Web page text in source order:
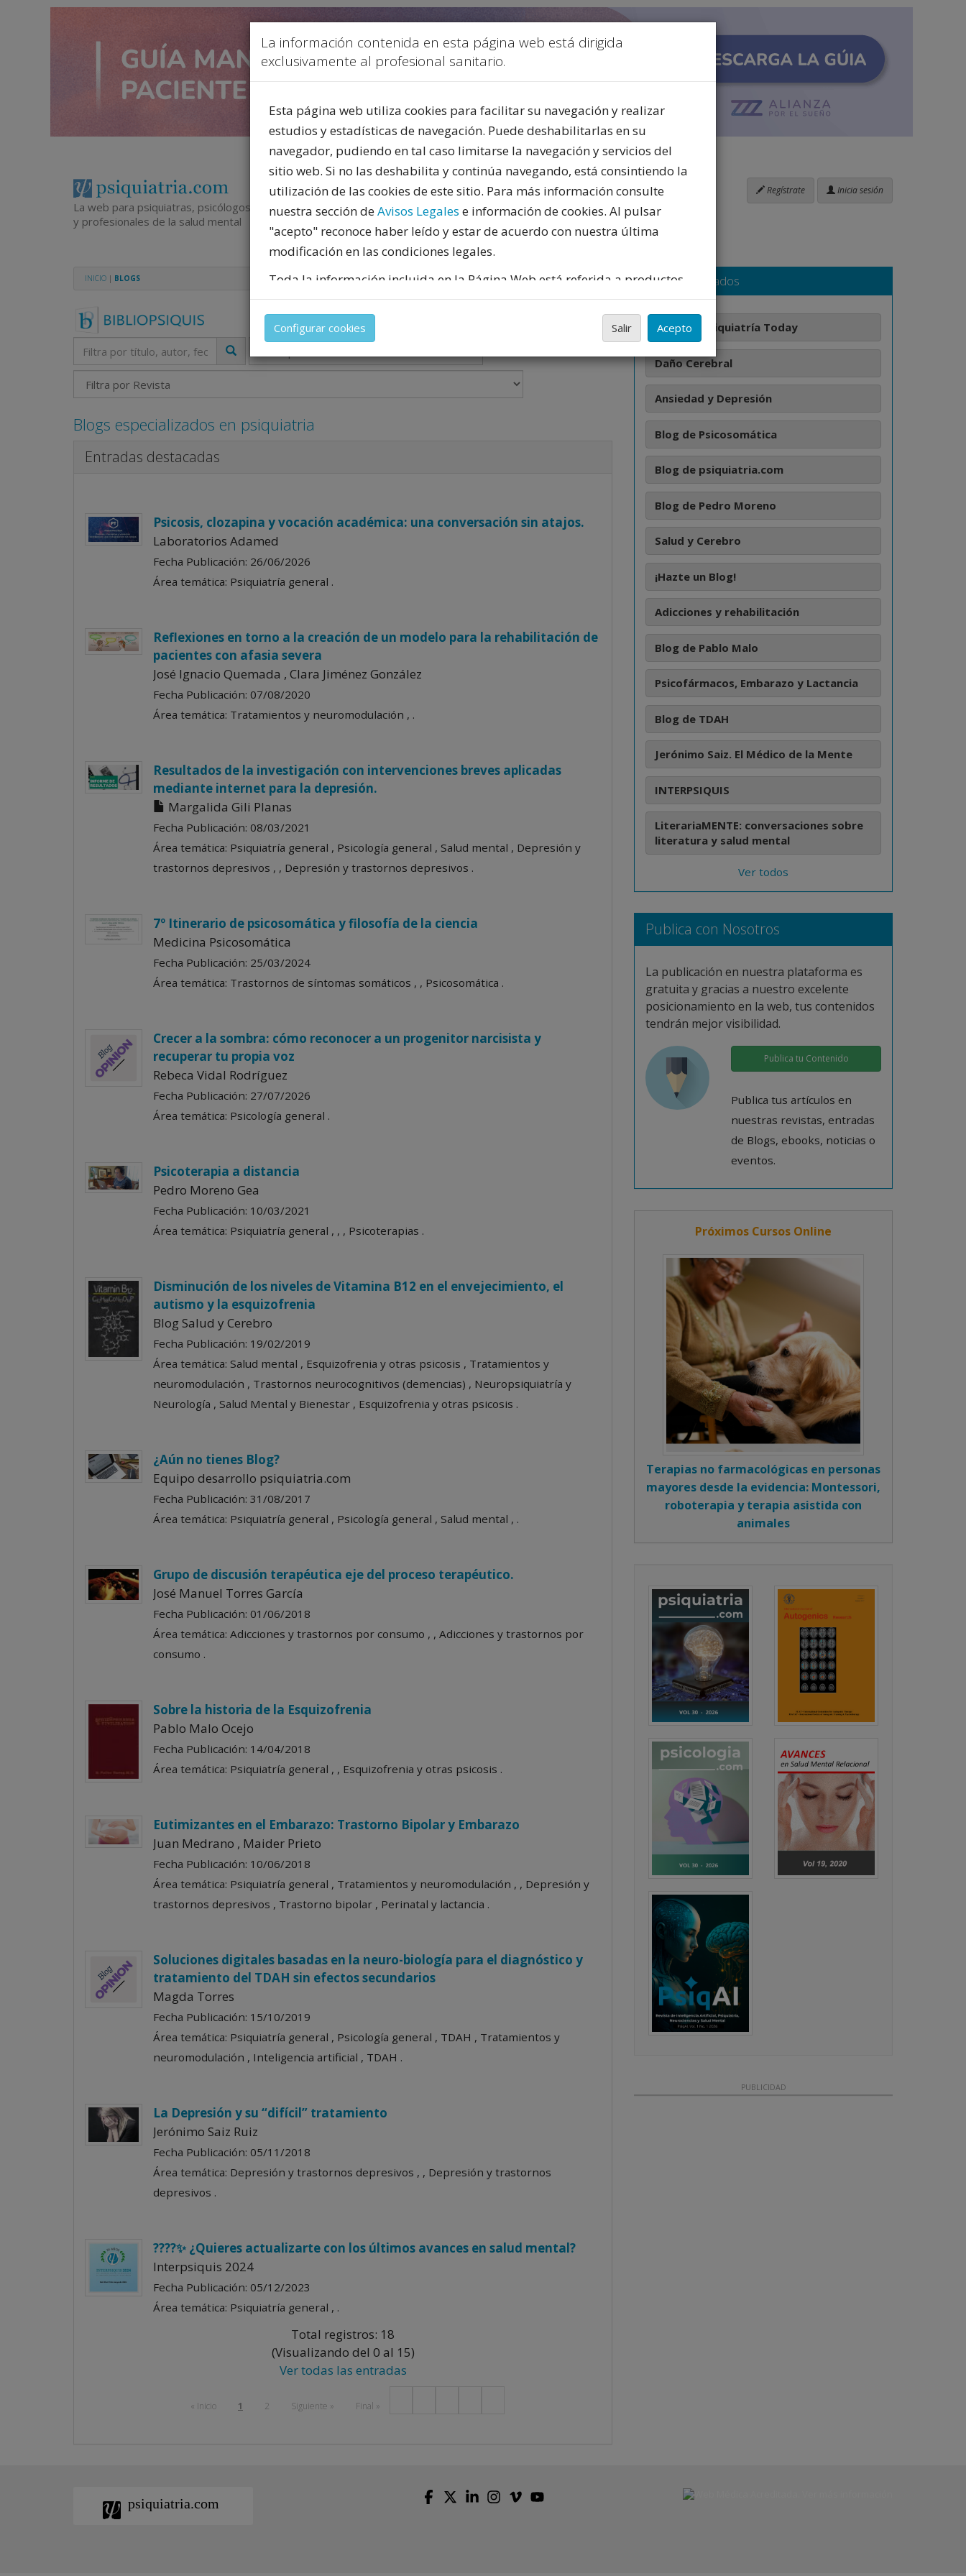
PUBLICIDAD
La web para psiquiatras, psicólogos
y profesionales de la salud mental
Regístrate Inicia sesión
La información contenida en esta página web está dirigida
exclusivamente al profesional sanitario.
Esta página web utiliza cookies para facilitar su navegación y realizar
estudios y estadísticas de navegación. Puede deshabilitarlas en su
navegador, pudiendo en tal caso limitarse la navegación y servicios del
sitio web. Si no las deshabilita y continúa navegando, está consintiendo la
utilización de las cookies de este sitio. Para más información consulte
nuestra sección deAvisos Legales e información de cookies. Al pulsar
"acepto" reconoce haber leído y estar de acuerdo con nuestra última
modificación en las condiciones legales.
Toda la información incluida en la Página Web está referida a productos
del mercado español y, por tanto, dirigida a profesionales sanitarios
legalmente facultados para prescribir o dispensar medicamentos con
ejercicio profesional. La información técnica de los fármacos se facilita a
título meramente informativo, siendo responsabilidad de los
profesionales facultados prescribir medicamentos y decidir, en cada caso
concreto, el tratamiento más adecuado a las necesidades del paciente.
Configurar cookies Salir Acepto
INICIO | BLOGS
Blogs especializados en psiquiatria
Entradas destacadas
Psicosis, clozapina y vocación académica: una conversación sin atajos.
Laboratorios Adamed
Fecha Publicación: 26/06/2026
Área temática: Psiquiatría general .
Reflexiones en torno a la creación de un modelo para la rehabilitación de
pacientes con afasia severa
José Ignacio Quemada , Clara Jiménez González
Fecha Publicación: 07/08/2020
Área temática: Tratamientos y neuromodulación , .
Resultados de la investigación con intervenciones breves aplicadas
mediante internet para la depresión.
Margalida Gili Planas
Fecha Publicación: 08/03/2021
Área temática: Psiquiatría general , Psicología general , Salud mental , Depresión y
trastornos depresivos , , Depresión y trastornos depresivos .
7º Itinerario de psicosomática y filosofía de la ciencia
Medicina Psicosomática
Fecha Publicación: 25/03/2024
Área temática: Trastornos de síntomas somáticos , , Psicosomática .
Crecer a la sombra: cómo reconocer a un progenitor narcisista y
recuperar tu propia voz
Rebeca Vidal Rodríguez
Fecha Publicación: 27/07/2026
Área temática: Psicología general .
Psicoterapia a distancia
Pedro Moreno Gea
Fecha Publicación: 10/03/2021
Área temática: Psiquiatría general , , , Psicoterapias .
Disminución de los niveles de Vitamina B12 en el envejecimiento, el
autismo y la esquizofrenia
Blog Salud y Cerebro
Fecha Publicación: 19/02/2019
Área temática: Salud mental , Esquizofrenia y otras psicosis , Tratamientos y
neuromodulación , Trastornos neurocognitivos (demencias) , Neuropsiquiatría y
Neurología , Salud Mental y Bienestar , Esquizofrenia y otras psicosis .
¿Aún no tienes Blog?
Equipo desarrollo psiquiatria.com
Fecha Publicación: 31/08/2017
Área temática: Psiquiatría general , Psicología general , Salud mental , .
Grupo de discusión terapéutica eje del proceso terapéutico.
José Manuel Torres García
Fecha Publicación: 01/06/2018
Área temática: Adicciones y trastornos por consumo , , Adicciones y trastornos por
consumo .
Sobre la historia de la Esquizofrenia
Pablo Malo Ocejo
Fecha Publicación: 14/04/2018
Área temática: Psiquiatría general , , Esquizofrenia y otras psicosis .
Eutimizantes en el Embarazo: Trastorno Bipolar y Embarazo
Juan Medrano , Maider Prieto
Fecha Publicación: 10/06/2018
Área temática: Psiquiatría general , Tratamientos y neuromodulación , , Depresión y
trastornos depresivos , Trastorno bipolar , Perinatal y lactancia .
Soluciones digitales basadas en la neuro-biología para el diagnóstico y
tratamiento del TDAH sin efectos secundarios
Magda Torres
Fecha Publicación: 15/10/2019
Área temática: Psiquiatría general , Psicología general , TDAH , Tratamientos y
neuromodulación , Inteligencia artificial , TDAH .
La Depresión y su “difícil” tratamiento
Jerónimo Saiz Ruiz
Fecha Publicación: 05/11/2018
Área temática: Depresión y trastornos depresivos , , Depresión y trastornos
depresivos .
????✨ ¿Quieres actualizarte con los últimos avances en salud mental?
Interpsiquis 2024
Fecha Publicación: 05/12/2023
Área temática: Psiquiatría general , .
Total registros: 18
(Visualizando del 0 al 15)
Ver todas las entradas
« Inicio 1 2 Siguiente » Final »
Blogs destacados
Podcast Psiquiatría Today
Daño Cerebral
Ansiedad y Depresión
Blog de Psicosomática
Blog de psiquiatria.com
Blog de Pedro Moreno
Salud y Cerebro
¡Hazte un Blog!
Adicciones y rehabilitación
Blog de Pablo Malo
Psicofármacos, Embarazo y Lactancia
Blog de TDAH
Jerónimo Saiz. El Médico de la Mente
INTERPSIQUIS
LiterariaMENTE: conversaciones sobre
literatura y salud mental
Ver todos
Publica con Nosotros
La publicación en nuestra plataforma es
gratuita y gracias a nuestro excelente
posicionamiento en la web, tus contenidos
tendrán mejor visibilidad.
Publica tu Contenido
Publica tus artículos en
nuestras revistas, entradas
de Blogs, ebooks, noticias o
eventos.
Próximos Cursos Online
Terapias no farmacológicas en personas
mayores desde la evidencia: Montessori,
roboterapia y terapia asistida con
animales
PUBLICIDAD
psiquiatria.com